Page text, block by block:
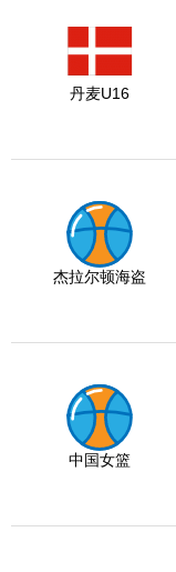
丹麦U16
杰拉尔顿海盗
中国女篮